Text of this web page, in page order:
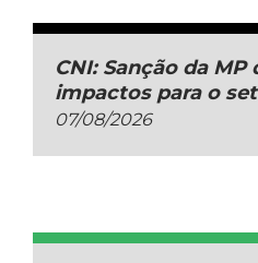
CNI: Sanção da
impactos para o
07/08/2026